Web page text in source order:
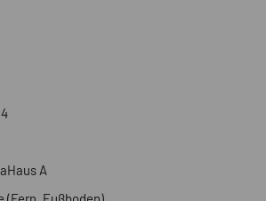
mit eleganten Details und
Der offene Wohnbereich mit
Design. Damit Sie sich von Anfang
Chalet vollständig gemäß der
direkt einziehen und Ihr neues Zuhause
4
A